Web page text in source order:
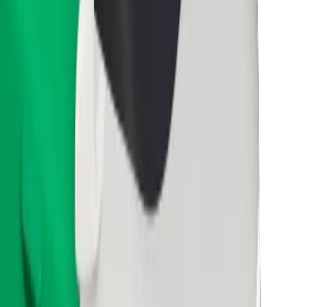
passagers
chauffeurs